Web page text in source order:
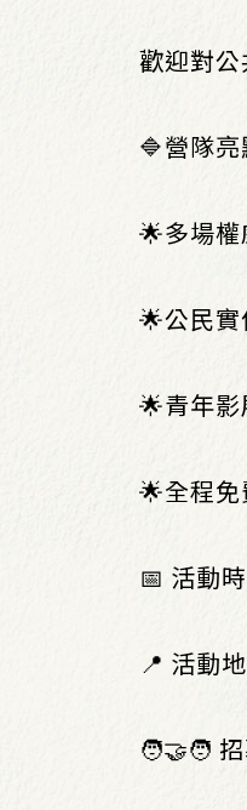
歡迎對
🔷營隊亮
🌟多場
🌟公民
🌟青年
🌟全程
📅 活動
📍 活動
🧑‍🤝‍🧑